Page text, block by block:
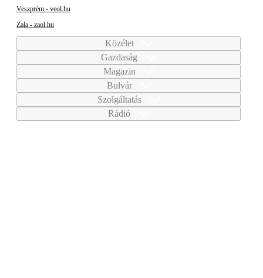
Veszprém - veol.hu
Zala - zaol.hu
Közélet
Gazdaság
Magazin
Bulvár
Szolgáltatás
Rádió